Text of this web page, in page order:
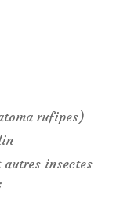
rufipes)
autres insectes